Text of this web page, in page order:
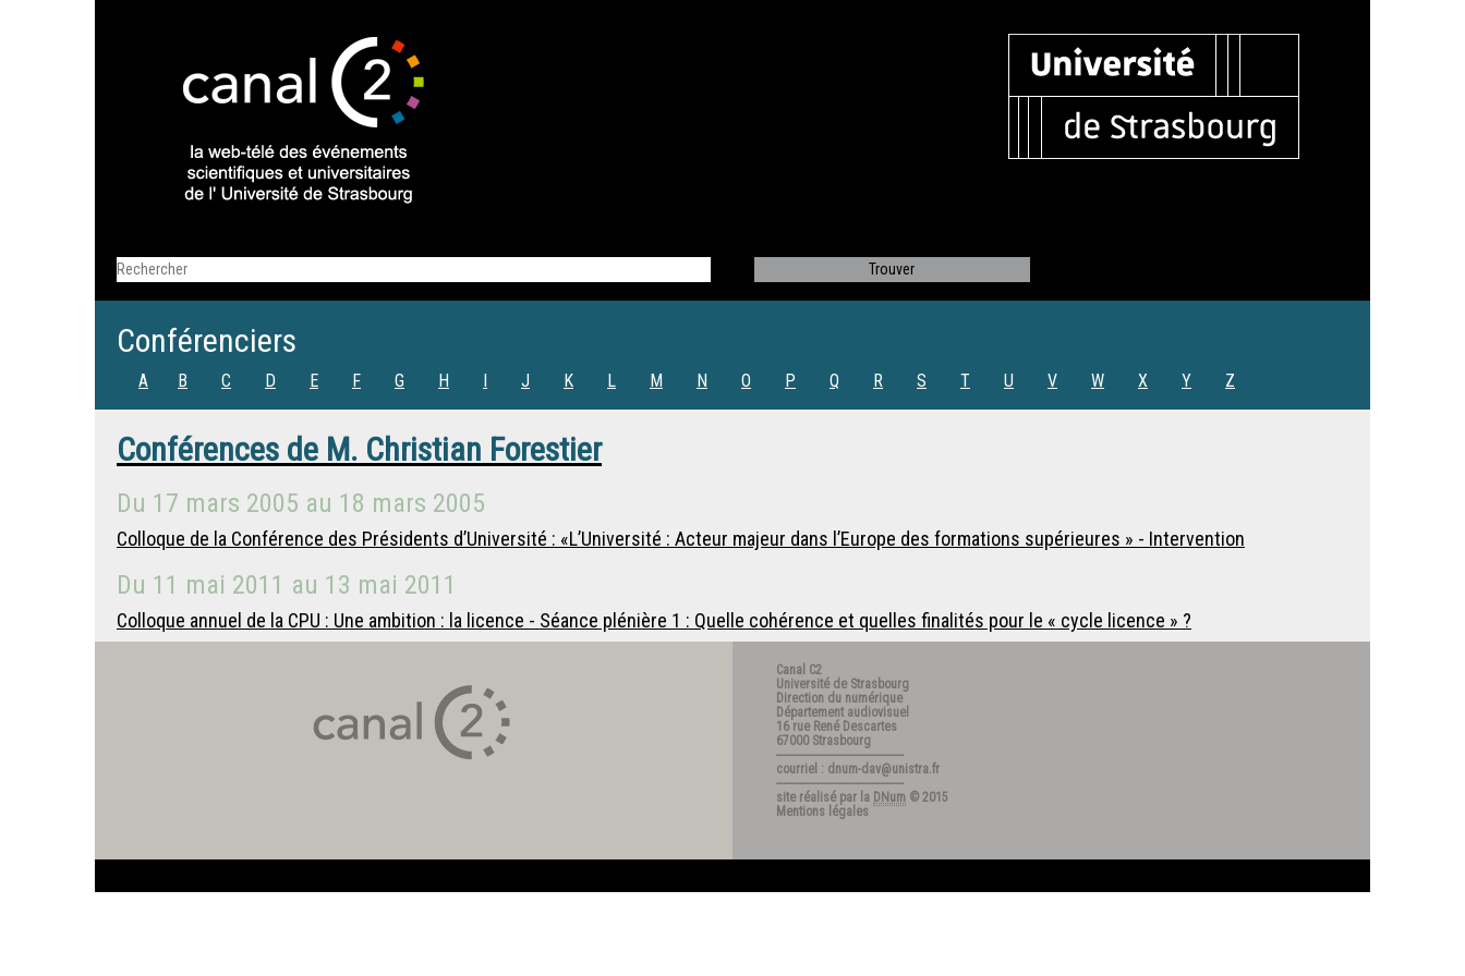
Conférenciers
A B C D E F G H I J K L M N O P Q R S T U V W X Y Z
Conférences de M. Christian Forestier
Du 17 mars 2005 au 18 mars 2005
Colloque de la Conférence des Présidents d’Université : «L’Université : Acteur majeur dans l’Europe des formations supérieures » - Intervention
Du 11 mai 2011 au 13 mai 2011
Colloque annuel de la CPU : Une ambition : la licence - Séance plénière 1 : Quelle cohérence et quelles finalités pour le « cycle licence » ?
Canal C2
Université de Strasbourg
Direction du numérique
Département audiovisuel
16 rue René Descartes
67000 Strasbourg
---------------------------------------
courriel : dnum-dav@unistra.fr
---------------------------------------
site réalisé par la DNum © 2015
Mentions légales